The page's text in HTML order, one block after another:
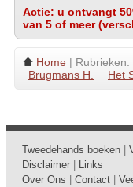
Actie: u ontvangt
van 5 of meer
Home | Rubrieken:
Brugmans H.
Het
Tweedehands boeken
Disclaimer
Links
Over Ons
Contact